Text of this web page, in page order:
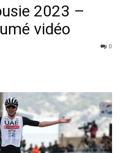
2023 –
vidéo
0